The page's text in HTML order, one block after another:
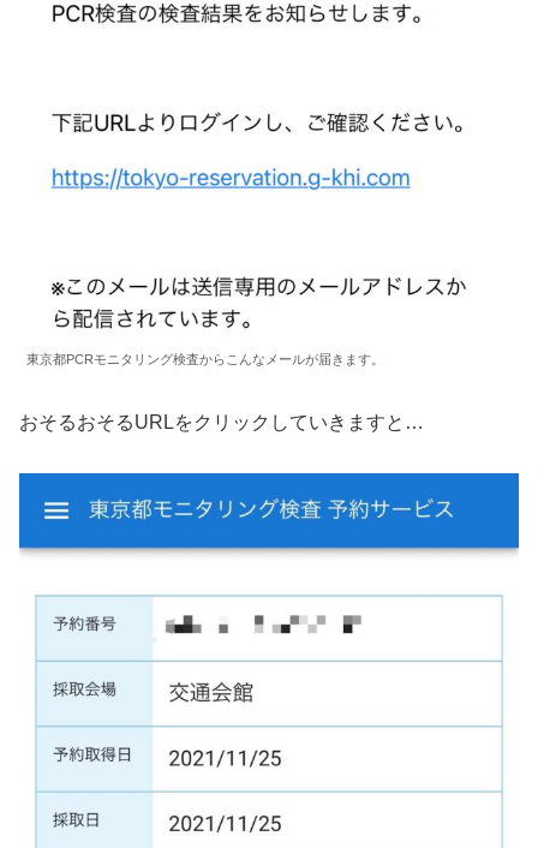
東京都PCRモニタリング検査からこんなメールが届きます。
おそるおそるURLをクリックしていきますと…